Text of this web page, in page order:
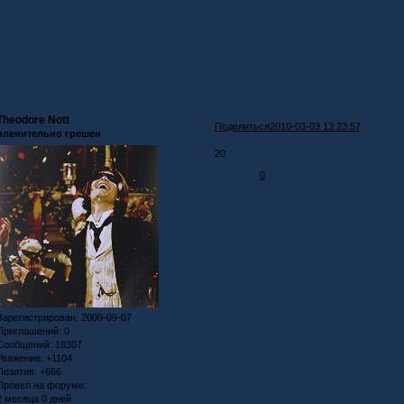
Поделиться2010-03-03 13:23:57
Nott
грешен
: 2009-09-07
0
18307
+1104
+666
на форуме:
месяца 0 дней
20
0